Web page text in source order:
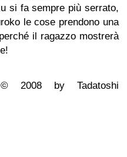
si fa sempre più serrato,
le cose prendono una
il ragazzo mostrerà
2008 by Tadatoshi